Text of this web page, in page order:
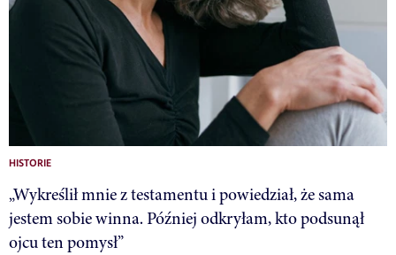
HISTORIE
„Wykreślił mnie z testamentu i powiedział, że sama
jestem sobie winna. Później odkryłam, kto podsunął
ojcu ten pomysł”